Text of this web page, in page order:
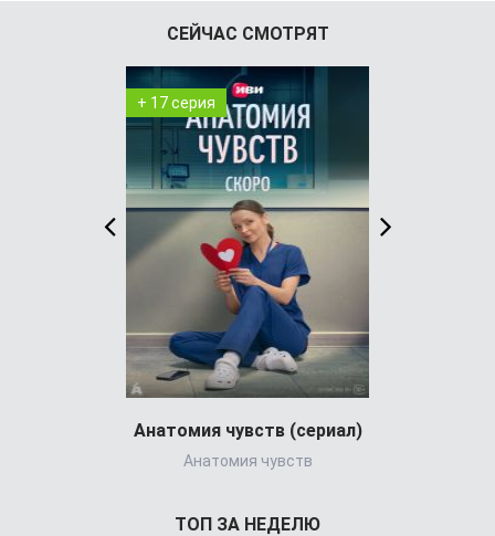
СЕЙЧАС СМОТРЯТ
+ 17 серия
Анатомия чувств (сериал)
Анатомия чувств
ТОП ЗА НЕДЕЛЮ